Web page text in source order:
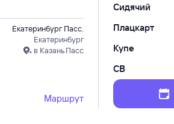
Екатеринбург Пасс.
Екатеринбург
в Казань Пасс
Маршрут
Сидячий
Плацкарт
Купе
СВ